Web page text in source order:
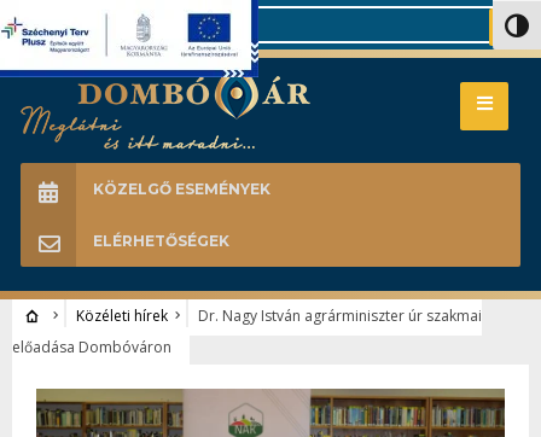
Search
KÖZELGŐ ESEMÉNYEK
ELÉRHETŐSÉGEK
Közéleti hírek
Dr. Nagy István agrárminiszter úr szakmai
előadása Dombóváron